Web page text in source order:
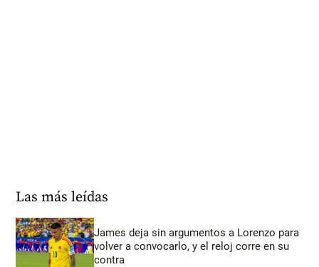
Las más leídas
James deja sin argumentos a Lorenzo para
volver a convocarlo, y el reloj corre en su
contra